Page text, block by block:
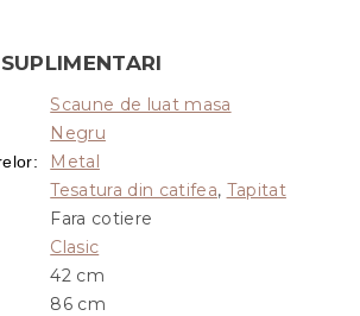
Scaune de luat masa
Negru
: Metal
Tesatura din catifea, Tapitat
Fara cotiere
Clasic
42 cm
86 cm